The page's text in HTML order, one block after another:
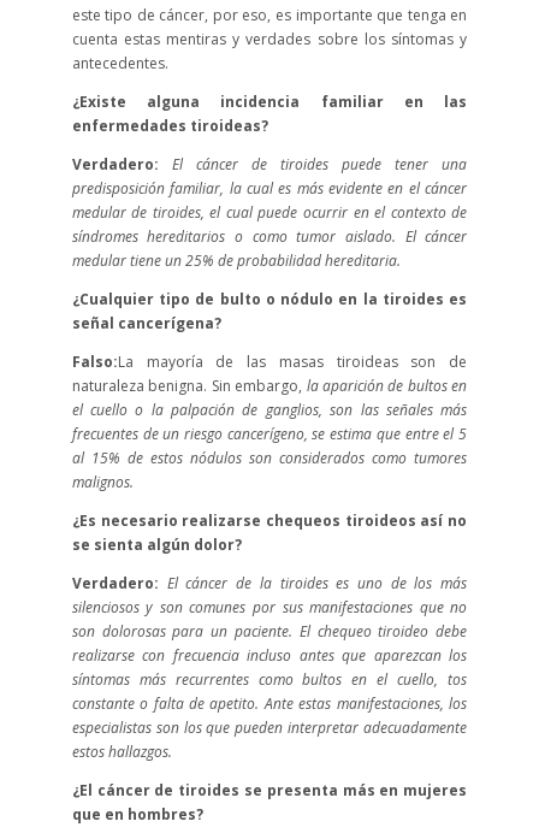
este tipo de cáncer, por eso, es importante que tenga en
cuenta estas mentiras y verdades sobre los síntomas y
antecedentes.
¿Existe alguna incidencia familiar en las
enfermedades tiroideas?
Verdadero:
El cáncer de tiroides puede tener una
predisposición familiar, la cual es más evidente en el cáncer
medular de tiroides, el cual puede ocurrir en el contexto de
síndromes hereditarios o como tumor aislado. El cáncer
medular tiene un 25% de probabilidad hereditaria.
¿Cualquier tipo de bulto o nódulo en la tiroides es
señal cancerígena?
Falso:La mayoría de las masas tiroideas son de
naturaleza benigna. Sin embargo, la aparición de bultos en
el cuello o la palpación de ganglios, son las señales más
frecuentes de un riesgo cancerígeno, se estima que entre el 5
al 15% de estos nódulos son considerados como tumores
malignos.
¿Es necesario realizarse chequeos tiroideos así no
se sienta algún dolor?
Verdadero: El cáncer de la tiroides es uno de los más
silenciosos y son comunes por sus manifestaciones que no
son dolorosas para un paciente. El chequeo tiroideo debe
realizarse con frecuencia incluso antes que aparezcan los
síntomas más recurrentes como bultos en el cuello, tos
constante o falta de apetito. Ante estas manifestaciones, los
especialistas son los que pueden interpretar adecuadamente
estos hallazgos.
¿El cáncer de tiroides se presenta más en mujeres
que en hombres?